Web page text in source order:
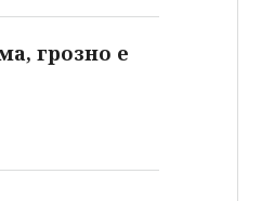
грозно е